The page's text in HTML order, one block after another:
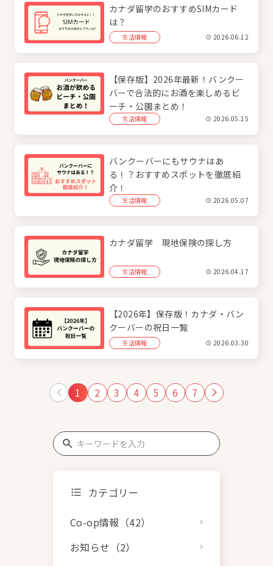
カナダ留学のおすすめSIMカード
は？
生活情報 2026.06.12
【保存版】2026年最新！バンクー
バーで合法的にお酒を楽しめるビ
ーチ・公園まとめ！
生活情報 2026.05.15
バンクーバーにもサウナはあ
る！？おすすめスポットを徹底紹
介！
生活情報 2026.05.07
カナダ留学 現地保険の探し方
生活情報 2026.04.17
【2026年】保存版！カナダ・バン
クーバーの祝日一覧
生活情報 2026.03.30
1 2 3 4 5 6 7
カテゴリー
Co-op情報（42）
お知らせ（2）